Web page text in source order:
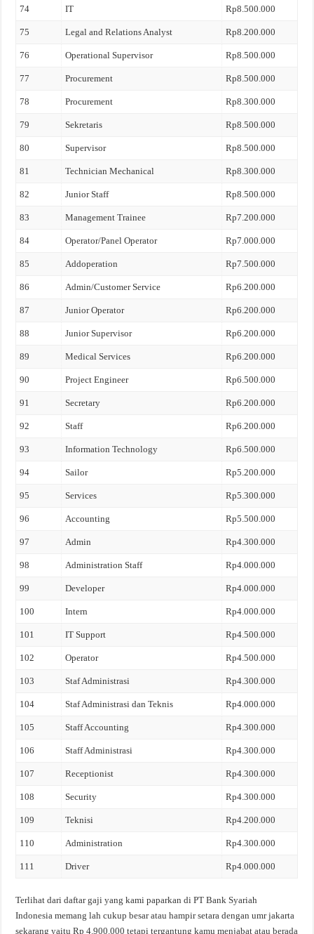
74 IT Rp8.500.000
75 Legal and Relations Analyst Rp8.200.000
76 Operational Supervisor Rp8.500.000
77 Procurement Rp8.500.000
78 Procurement Rp8.300.000
79 Sekretaris Rp8.500.000
80 Supervisor Rp8.500.000
81 Technician Mechanical Rp8.300.000
82 Junior Staff Rp8.500.000
83 Management Trainee Rp7.200.000
84 Operator/Panel Operator Rp7.000.000
85 Addoperation Rp7.500.000
86 Admin/Customer Service Rp6.200.000
87 Junior Operator Rp6.200.000
88 Junior Supervisor Rp6.200.000
89 Medical Services Rp6.200.000
90 Project Engineer Rp6.500.000
91 Secretary Rp6.200.000
92 Staff Rp6.200.000
93 Information Technology Rp6.500.000
94 Sailor Rp5.200.000
95 Services Rp5.300.000
96 Accounting Rp5.500.000
97 Admin Rp4.300.000
98 Administration Staff Rp4.000.000
99 Developer Rp4.000.000
100 Intern Rp4.000.000
101 IT Support Rp4.500.000
102 Operator Rp4.500.000
103 Staf Administrasi Rp4.300.000
104 Staf Administrasi dan Teknis Rp4.000.000
105 Staff Accounting Rp4.300.000
106 Staff Administrasi Rp4.300.000
107 Receptionist Rp4.300.000
108 Security Rp4.300.000
109 Teknisi Rp4.200.000
110 Administration Rp4.300.000
111 Driver Rp4.000.000
Terlihat dari daftar gaji yang kami paparkan di PT Bank Syariah
Indonesia memang lah cukup besar atau hampir setara dengan umr jakarta
sekarang yaitu Rp 4.900.000 tetapi tergantung kamu menjabat atau berada